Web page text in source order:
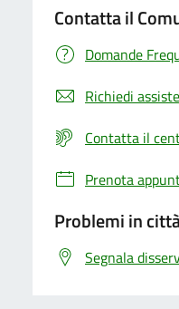
Contatta il
Domande
Richiedi
Contatta il
Prenota
Problemi in
Segnala